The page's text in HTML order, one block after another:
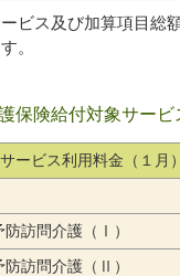
ービス及び加算項目総
。
保険給付対象サービ
ービス利用料金（１月）
防訪問介護（Ⅰ）
防訪問介護（Ⅱ）